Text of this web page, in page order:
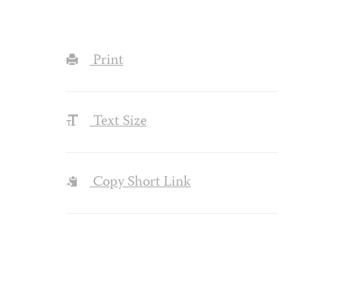
Print
Text Size
Copy Short Link